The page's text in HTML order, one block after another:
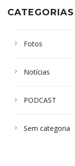
CATEGORIAS
Fotos
Notícias
PODCAST
Sem categoria